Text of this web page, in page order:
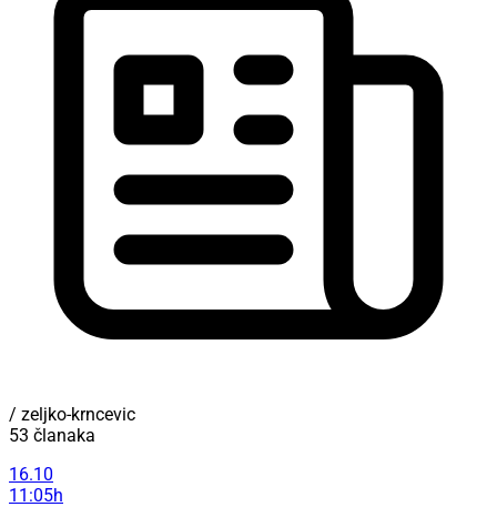
/ zeljko-krncevic
53 članaka
16.10
11:05h